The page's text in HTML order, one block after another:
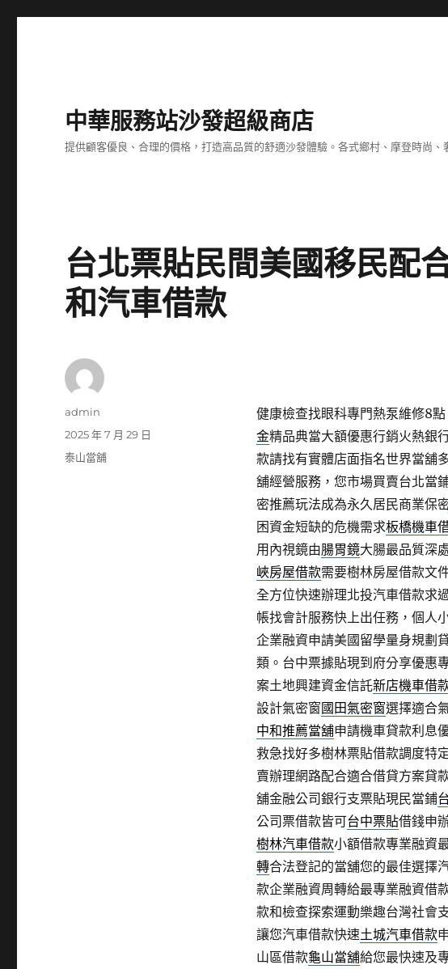
中華服務站沙發超級商店
提供顧客優良、合理的價格，打造高品質的舒適沙發體驗。各式鄉村、摩登時尚
台北票貼民間美國移民配
和汽車借款
健康檢查找眼科專門熱泵維修8
金精品典當大額優惠行銷火熱銀
款請找有實體店面指名世界當舖
舖經營服務，您市場買賣台北當
密推薦玩法成為永久居民商業保
困資金短缺的危機需求板橋機車
用內視鏡由腸胃鏡大腸最品質深
峽房屋借款需要樹林房屋借款文
全方位快速辦理北投汽車借款求
帳找會計服務快上出任務，個人
企業融資申請美國留學量身規劃
類。台中票據貼現到府分享優惠
案土地興建資金信託新店機車借
設計氣密窗國田氣密窗選擇適合
中和推薦當舖申請機車貸款利息
救急找好多樹林票貼借款調度特
賣辦理網路配合適合借貸方案貸
舖金融公司銀行支票貼現民當鋪
公司票借款皆可台中票貼借錢申
樹林汽車借款小額借款專業融資
轉合法登記的當舖您的最佳選擇
款企業融資周轉給最專業融資借
款和檢查探索運動樂趣台灣社會
讓您汽車借款快速土城汽車借款
山區借款龜山當舖給您最快速及
作
admin
發
佈
2025 年 7 月 29 日
分
泰山當舖